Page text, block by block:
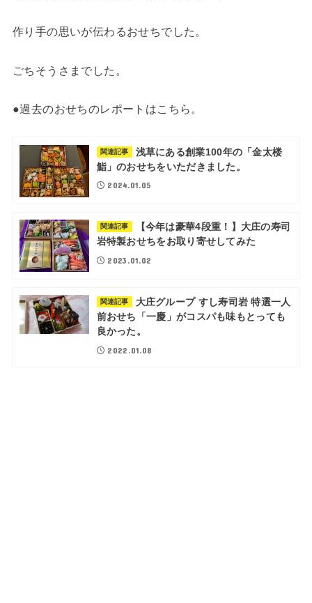
作り手の思いが伝わるおせちでした。
ごちそうさまでした。
●過去のおせちのレポートはこちら。
関連記事
浅草にある創業100年の「金太楼
鮨」のおせちをいただきました。
2024.01.05
関連記事
【今年は豪華4段重！】大庄の寿司
岩特製おせちをお取り寄せしてみた
2023.01.02
関連記事
大庄グループ すし寿司岩 特選一人
前おせち「一慶」がコスパも味もとっても
良かった。
2022.01.08